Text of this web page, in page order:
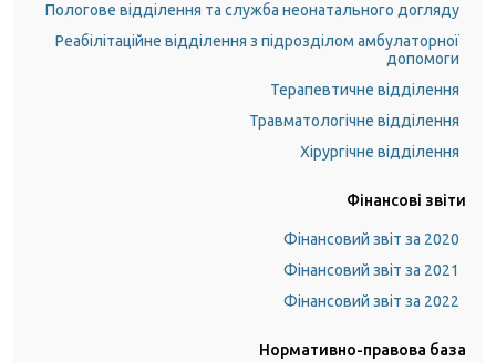
Пологове відділення та служба неонатального догляду
Реабілітаційне відділення з підрозділом амбулаторної
допомоги
Терапевтичне відділення
Травматологічне відділення
Хірургічне відділення
Фінансові звіти
Фінансовий звіт за 2020
Фінансовий звіт за 2021
Фінансовий звіт за 2022
Нормативно-правова база